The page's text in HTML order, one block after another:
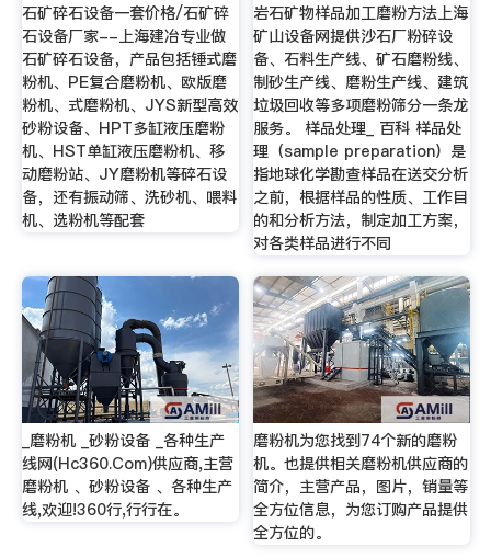
石矿碎石设备一套价格/石矿碎
石设备厂家--上海建冶专业做
石矿碎石设备，产品包括锤式磨
粉机、PE复合磨粉机、欧版磨
粉机、式磨粉机、JYS新型高效
砂粉设备、HPT多缸液压磨粉
机、HST单缸液压磨粉机、移
动磨粉站、JY磨粉机等碎石设
备，还有振动筛、洗砂机、喂料
机、选粉机等配套
岩石矿物样品加工磨粉方法上海
矿山设备网提供沙石厂粉碎设
备、石料生产线、矿石磨粉线、
制砂生产线、磨粉生产线、建筑
垃圾回收等多项磨粉筛分一条龙
服务。 样品处理_ 百科 样品处
理（sample preparation）是
指地球化学勘查样品在送交分析
之前，根据样品的性质、工作目
的和分析方法，制定加工方案，
对各类样品进行不同
_磨粉机 _砂粉设备 _各种生产
线网(Hc360.Com)供应商,主营
磨粉机 、砂粉设备 、各种生产
线,欢迎!360行,行行在。
磨粉机为您找到74个新的磨粉
机。也提供相关磨粉机供应商的
简介，主营产品，图片，销量等
全方位信息，为您订购产品提供
全方位的。